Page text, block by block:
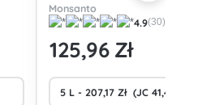
Monsanto
4.9(30)
125,96 Zł